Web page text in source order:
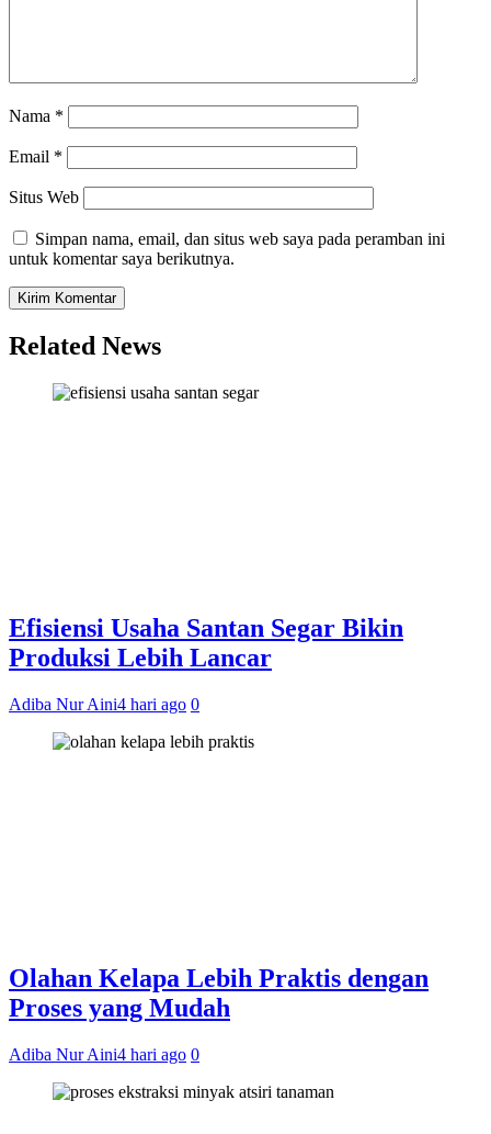
Nama *
Email *
Situs Web
Simpan nama, email, dan situs web saya pada peramban ini
untuk komentar saya berikutnya.
Related News
Efisiensi Usaha Santan Segar Bikin
Produksi Lebih Lancar
Adiba Nur Aini4 hari ago 0
Olahan Kelapa Lebih Praktis dengan
Proses yang Mudah
Adiba Nur Aini4 hari ago 0